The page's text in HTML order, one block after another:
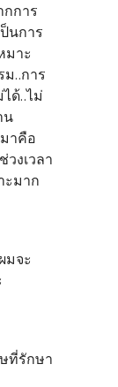
กการ
นการ
มาะ
..การ
ด้..ไม่
น
าคือ
วงเวลา
ะมาก
มจะ
ที่รักษา